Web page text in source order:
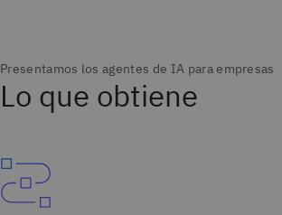
Lo que obtiene